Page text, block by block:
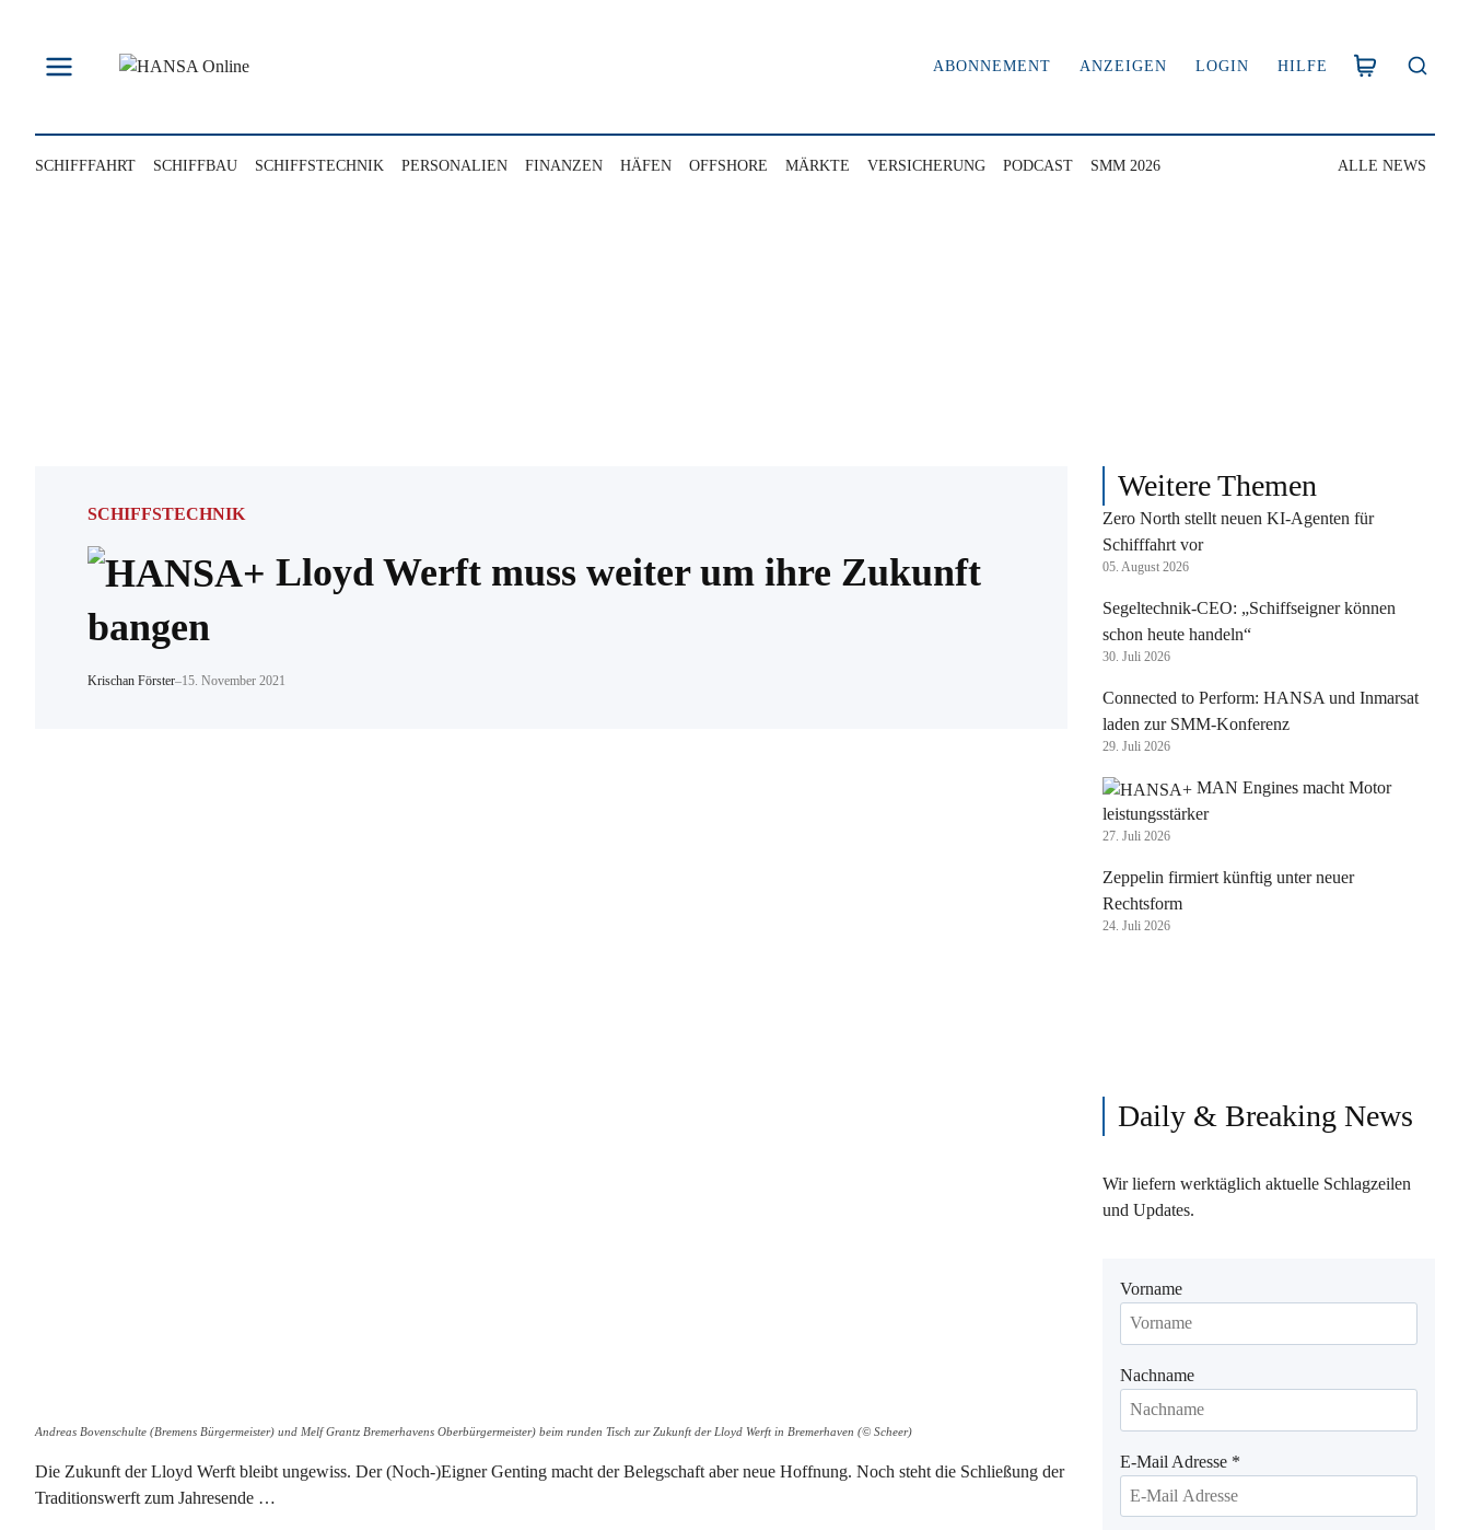
springen
ABONNEMENT ANZEIGEN LOGIN HILFE
SCHIFFFAHRT SCHIFFBAU SCHIFFSTECHNIK PERSONALIEN FINANZEN HÄFEN OFFSHORE MÄRKTE VERSICHERUNG PODCAST SMM 2026 ALLE NEWS
SCHIFFSTECHNIK
Lloyd Werft muss weiter um ihre Zukunft
bangen
Krischan Förster–15. November 2021
Andreas Bovenschulte (Bremens Bürgermeister) und Melf Grantz Bremerhavens Oberbürgermeister) beim runden Tisch zur Zukunft der Lloyd Werft in Bremerhaven (© Scheer)
Die Zukunft der Lloyd Werft bleibt ungewiss. Der (Noch-)Eigner Genting macht der Belegschaft aber neue Hoffnung. Noch steht die Schließung der
Traditionswerft zum Jahresende …
Weitere Themen
Zero North stellt neuen KI-Agenten für
Schifffahrt vor
05. August 2026
Segeltechnik-CEO: „Schiffseigner können
schon heute handeln“
30. Juli 2026
Connected to Perform: HANSA und Inmarsat
laden zur SMM-Konferenz
29. Juli 2026
MAN Engines macht Motor
leistungsstärker
27. Juli 2026
Zeppelin firmiert künftig unter neuer
Rechtsform
24. Juli 2026
Daily & Breaking News
Wir liefern werktäglich aktuelle Schlagzeilen
und Updates.
Vorname
Nachname
E-Mail Adresse *